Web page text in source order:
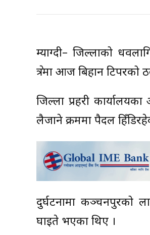
म्याग्दी– जिल्लाको
क्षेत्रमा आज बिहान
जिल्ला प्रहरी
लैजाने क्रममा पैदल
दुर्घटनामा कञ्चनपुरको
घाइते भएका थिए ।